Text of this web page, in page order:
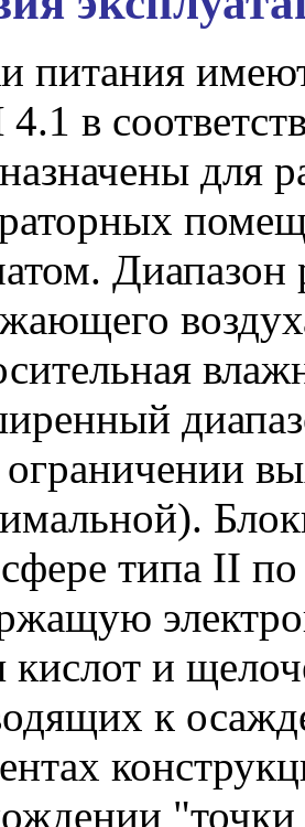
питания
в
для
Диапазон
типа II
кислот и
к